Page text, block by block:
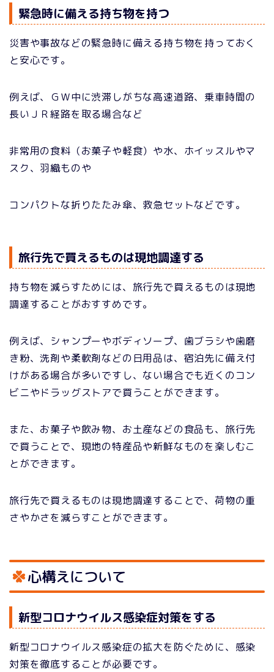
緊急時に備える持ち物を持つ
災害や事故などの緊急時に備える持ち物を持っておく
と安心です。
例えば、ＧＷ中に渋滞しがちな高速道路、乗車時間の
長いＪＲ経路を取る場合など
非常用の食料（お菓子や軽食）や水、ホイッスルやマ
スク、羽織ものや
コンパクトな折りたたみ傘、救急セットなどです。
旅行先で買えるものは現地調達する
持ち物を減らすためには、旅行先で買えるものは現地
調達することがおすすめです。
例えば、シャンプーやボディソープ、歯ブラシや歯磨
き粉、洗剤や柔軟剤などの日用品は、宿泊先に備え付
けがある場合が多いですし、ない場合でも近くのコン
ビニやドラッグストアで買うことができます。
また、お菓子や飲み物、お土産などの食品も、旅行先
で買うことで、現地の特産品や新鮮なものを楽しむこ
とができます。
旅行先で買えるものは現地調達することで、荷物の重
さやかさを減らすことができます。
心構えについて
新型コロナウイルス感染症対策をする
新型コロナウイルス感染症の拡大を防ぐために、感染
対策を徹底することが必要です。